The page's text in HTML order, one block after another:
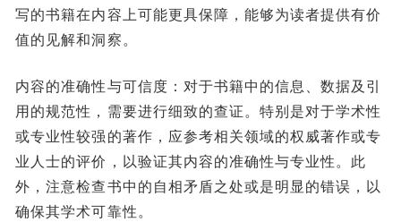
写的书籍在内容上可能更具保障，能够为读者提供有价
值的见解和洞察。
内容的准确性与可信度：对于书籍中的信息、数据及引
用的规范性，需要进行细致的查证。特别是对于学术性
或专业性较强的著作，应参考相关领域的权威著作或专
业人士的评价，以验证其内容的准确性与专业性。此
外，注意检查书中的自相矛盾之处或是明显的错误，以
确保其学术可靠性。